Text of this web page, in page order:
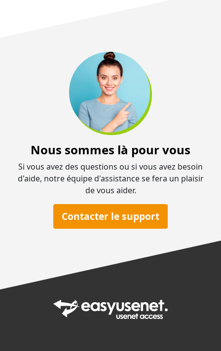
Nous sommes là pour vous
Si vous avez des questions ou si vous avez besoin
d'aide, notre équipe d'assistance se fera un plaisir
de vous aider.
Contacter le support